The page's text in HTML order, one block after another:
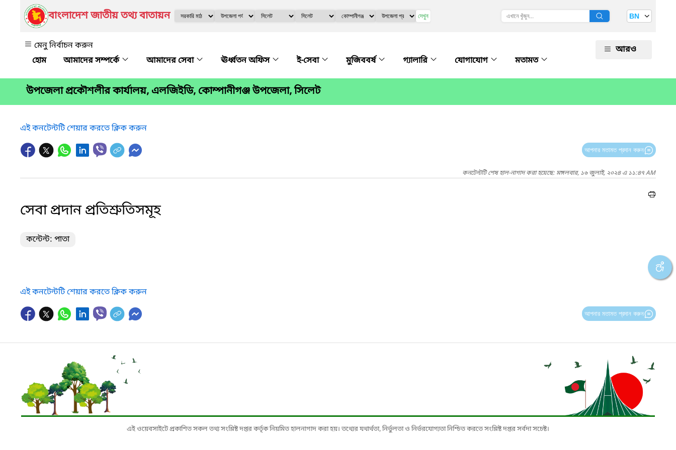
বাংলাদেশ জাতীয় তথ্য বাতায়ন দেখুন BN
মেনু নির্বাচন করুন
আমাদের সম্পর্কে
আমাদের সেবা ঊর্ধ্বতন অফিস ই-সেবা মুজিববর্ষ গ্যালারি যোগাযোগ মতামত
আরও
উপজেলা প্রকৌশলীর কার্যালয়, এলজিইডি, কোম্পানীগঞ্জ উপজেলা, সিলেট
এই কনটেন্টটি শেয়ার করতে ক্লিক করুন
আপনার মতামত প্রদান করুন
কনটেন্টটি শেষ হাল-নাগাদ করা হয়েছে: মঙ্গলবার, ১৬ জুলাই, ২০২৪ এ ১১:৪৭ AM
সেবা প্রদান প্রতিশ্রুতিসমূহ
কন্টেন্ট: পাতা
এই কনটেন্টটি শেয়ার করতে ক্লিক করুন
আপনার মতামত প্রদান করুন
এই ওয়েবসাইটে প্রকাশিত সকল তথ্য সংশ্লিষ্ট দপ্তর কর্তৃক নিয়মিত হালনাগাদ করা হয়। তথ্যের যথার্থতা, নির্ভুলতা ও নির্ভরযোগ্যতা নিশ্চিত করতে সংশ্লিষ্ট দপ্তর সর্বদা সচেষ্ট।